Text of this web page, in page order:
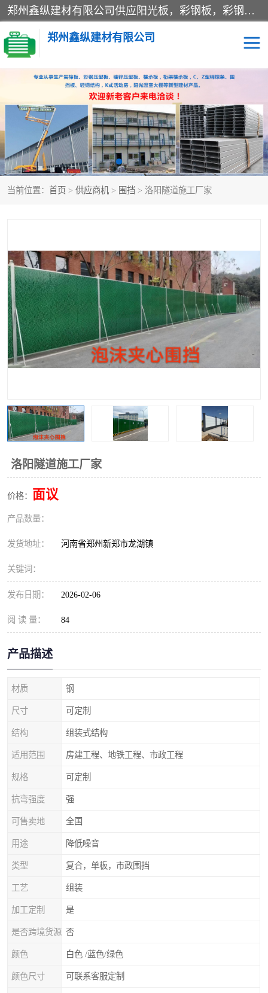
郑州鑫纵建材有限公司供应阳光板，彩钢板，彩钢钢构工程是一家集生产销售租赁安装于一体的企业，主要生产PC采光板，耐力板，仿古琉璃采光板，岩棉板、彩钢压型板、镀锌压型板、桁架楼承板，C、Z型钢檩条、围挡板、轻钢结构，阳光温室大棚等新型建材产品。公司旗下有多台移动式高空压瓦机租赁，承接全国各地业务，专业对外租赁各种型号压瓦机。
郑州鑫纵建材有限公司
当前位置： 首页 > 供应商机 > 围挡 > 洛阳隧道施工厂家
洛阳隧道施工厂家
价格： 面议
产品数量：
发货地址： 河南省郑州新郑市龙湖镇
关键词：
发布日期： 2026-02-06
阅 读 量： 84
产品描述
材质 钢
尺寸 可定制
结构 组装式结构
适用范围 房建工程、地铁工程、市政工程
规格 可定制
抗弯强度 强
可售卖地 全国
用途 降低噪音
类型 复合，单板，市政围挡
工艺 组装
加工定制 是
是否跨境货源 否
颜色 白色 /蓝色/绿色
颜色尺寸 可联系客服定制
高空瓦机租赁 ASA合成树脂仿古瓦
CZ型钢 FRP采光板
PC多层板 PC耐力板
建筑围挡 楼层板
岩棉板 钢结构配件
围挡 彩钢板
生产加工单板复合围挡 市
政围挡